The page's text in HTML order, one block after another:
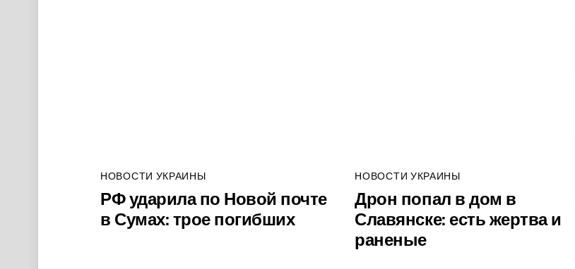
НОВОСТИ УКРАИНЫ
РФ ударила по Новой почте
в Сумах: трое погибших
НОВОСТИ УКРАИНЫ
Дрон попал в дом в
Славянске: есть жертва и
раненые